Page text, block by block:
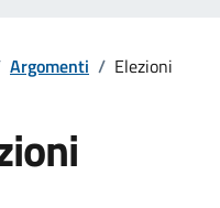
Argomenti / Elezioni